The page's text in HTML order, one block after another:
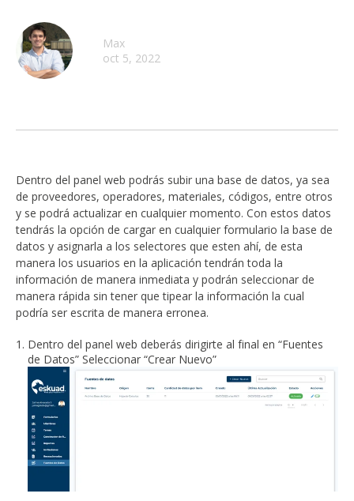
Max
oct 5, 2022
Dentro del panel web podrás subir una base de datos, ya sea
de proveedores, operadores, materiales, códigos, entre otros
y se podrá actualizar en cualquier momento. Con estos datos
tendrás la opción de cargar en cualquier formulario la base de
datos y asignarla a los selectores que esten ahí, de esta
manera los usuarios en la aplicación tendrán toda la
información de manera inmediata y podrán seleccionar de
manera rápida sin tener que tipear la información la cual
podría ser escrita de manera erronea.
Dentro del panel web deberás dirigirte al final en “Fuentes
de Datos” Seleccionar “Crear Nuevo”